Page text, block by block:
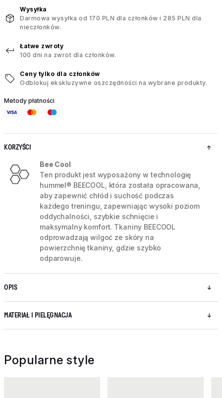
Wysyłka
Darmowa wysyłka od 170 PLN dla członków i 285 PLN dla
nieczłonków.
Łatwe zwroty
100 dni na zwrot dla członków.
Ceny tylko dla członków
Odblokuj ekskluzywne oszczędności na wybrane produkty.
Metody płatności
KORZYŚCI
Bee Cool
Ten produkt jest wyposażony w technologię
hummel® BEECOOL, która została opracowana,
aby zapewnić chłód i suchość podczas
każdego treningu, zapewniając wysoki poziom
oddychalności, szybkie schnięcie i
maksymalny komfort. Tkaniny BEECOOL
odprowadzają wilgoć ze skóry na
powierzchnię tkaniny, gdzie szybko
odparowuje.
OPIS
MATERIAŁ I PIELĘGNACJA
Popularne style